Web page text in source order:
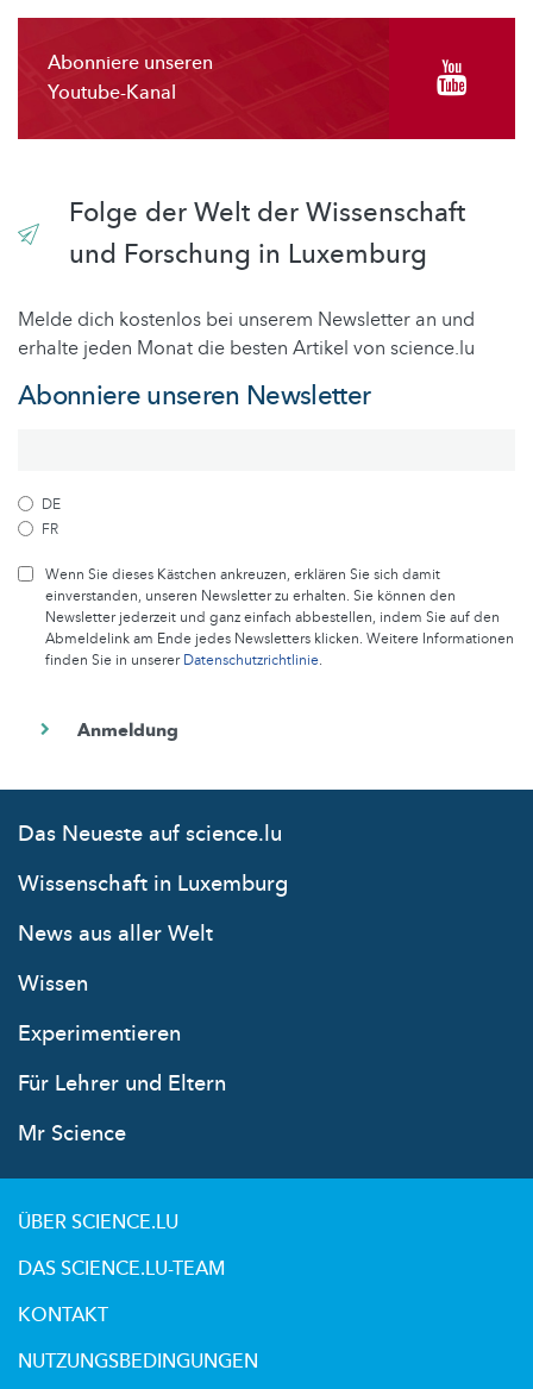
Abonniere unseren
Youtube-Kanal
Folge der Welt der Wissenschaft
und Forschung in Luxemburg
Melde dich kostenlos bei unserem Newsletter an und
erhalte jeden Monat die besten Artikel von science.lu
Abonniere unseren Newsletter
DE
FR
Wenn Sie dieses Kästchen ankreuzen, erklären Sie sich damit
einverstanden, unseren Newsletter zu erhalten. Sie können den
Newsletter jederzeit und ganz einfach abbestellen, indem Sie auf den
Abmeldelink am Ende jedes Newsletters klicken. Weitere Informationen
finden Sie in unsererDatenschutzrichtlinie.
Das Neueste auf science.lu
Wissenschaft in Luxemburg
News aus aller Welt
Wissen
Experimentieren
Für Lehrer und Eltern
Mr Science
ÜBER SCIENCE.LU
DAS SCIENCE.LU-TEAM
KONTAKT
NUTZUNGSBEDINGUNGEN